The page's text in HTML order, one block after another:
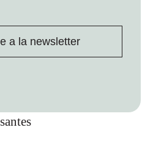
a la newsletter